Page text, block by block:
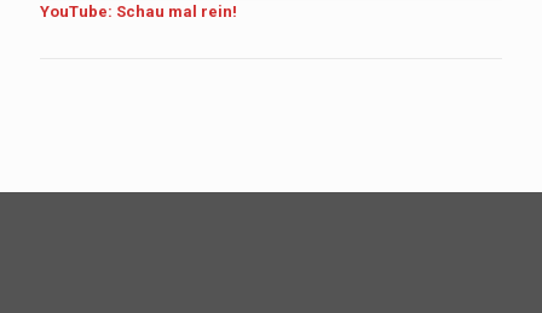
YouTube: Schau mal rein!